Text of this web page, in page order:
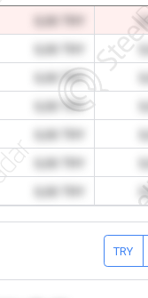
0,00 TRY
0,00 TRY
TRY